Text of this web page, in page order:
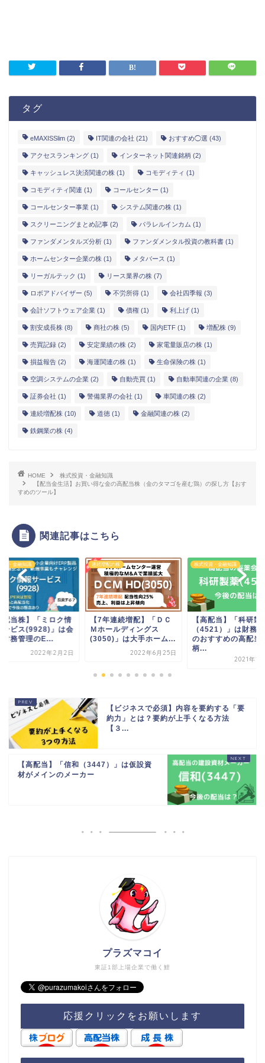
タグ
eMAXISSlim (2) IT関連の会社 (21) おすすめ◯選 (43)
アクセスランキング (1) インターネット関連銘柄 (2)
キャッシュレス決済関連の株 (1) コモディティ (1)
コモディティ関連 (1) コールセンター (1)
コールセンター事業 (1) システム関連の株 (1)
スクリーニングまとめ記事 (2) パラレルインカム (1)
ファンダメンタルズ分析 (1) ファンダメンタル投資の教科書 (1)
ホームセンター企業の株 (1) メタバース (1)
リーガルテック (1) リース業界の株 (7)
ロボアドバイザー (5) 不労所得 (1) 会社四季報 (3)
会計ソフトウェア企業 (1) 債権 (1) 利上げ (1)
割安成長株 (8) 商社の株 (5) 国内ETF (1) 増配株 (9)
売買記録 (2) 安定業績の株 (2) 家電量販店の株 (1)
損益報告 (2) 海運関連の株 (1) 生命保険の株 (1)
空調システムの企業 (2) 自動売買 (1) 自動車関連の企業 (8)
証券会社 (1) 警備業界の会社 (1) 車関連の株 (2)
連続増配株 (10) 道徳 (1) 金融関連の株 (2)
鉄鋼業の株 (4)
HOME
株式投資・金融知識
【配当金生活】お買い得な金の高配当株（金のタマゴを産む鶏）の探し方【おす
すめのツール】
関連記事はこちら
続増配の株
7年連続増配】「ＤＣ
ホールディングス
」は大手ホーム...
2022年6月25日
株式投資・金融知識
【高配当】「科研製薬
（4521）」は財務優良
のおすすめの高配当銘
ビジネス・仕事
【年間5万円の節
ハウスって何で流
るの？サービス内
【ビジネスで必須】内容を要約する「要
約力」とは？要約が上手くなる方法
【３...
【高配当】「信和（3447）」は仮設資
材がメインのメーカー
東証1部上場企業で働く鯉
プラズマコイ
応援クリックをお願いします